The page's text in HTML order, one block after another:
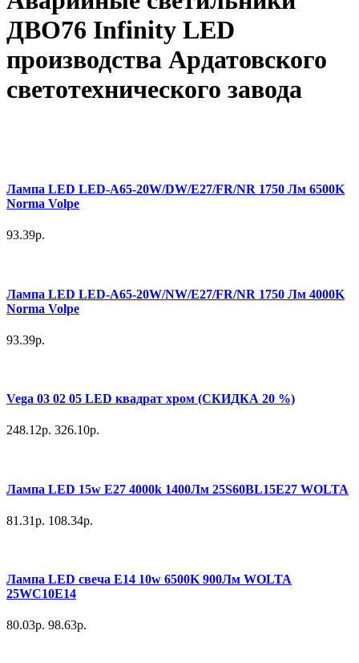
ДВО76 Infinity LED
производства Ардатовского
светотехнического завода
Лампа LED LED-A65-20W/DW/E27/FR/NR 1750 Лм 6500K
Norma Volpe
93.39р.
Лампа LED LED-A65-20W/NW/E27/FR/NR 1750 Лм 4000K
Norma Volpe
93.39р.
Vega 03 02 05 LED квадрат хром (СКИДКА 20 %)
248.12р. 326.10р.
Лампа LED 15w E27 4000k 1400Лм 25S60BL15E27 WOLTA
81.31р. 108.34р.
Лампа LED свеча E14 10w 6500K 900Лм WOLTA
25WC10E14
80.03р. 98.63р.